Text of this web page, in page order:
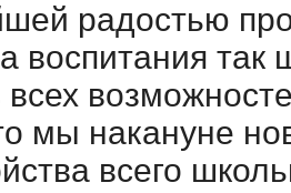
радостью
воспитания так
всех
мы накануне
всего